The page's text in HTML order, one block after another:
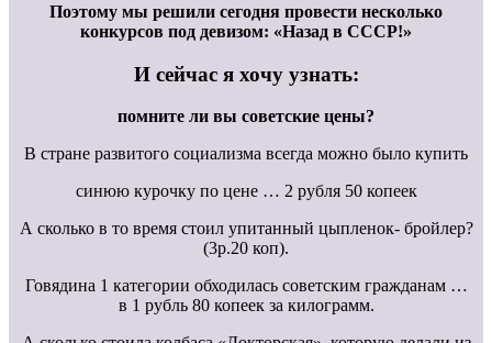
Поэтому мы решили сегодня провести несколько
конкурсов под девизом: «Назад в СССР!»
И сейчас я хочу узнать:
помните ли вы советские цены?
В стране развитого социализма всегда можно было купить
синюю курочку по цене … 2 рубля 50 копеек
А сколько в то время стоил упитанный цыпленок- бройлер?
(3р.20 коп).
Говядина 1 категории обходилась советским гражданам …
в 1 рубль 80 копеек за килограмм.